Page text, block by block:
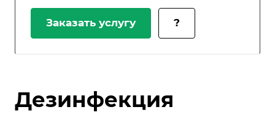
Заказать услугу ?
Дезинфекция